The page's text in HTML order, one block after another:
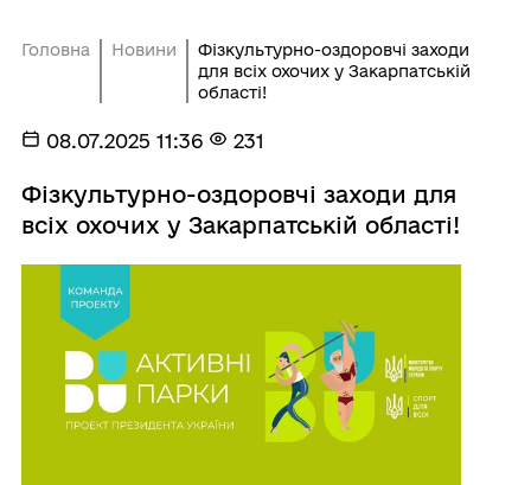
Головна Новини
Фізкультурно-оздоровчі заходи
для всіх охочих у Закарпатській
області!
08.07.2025 11:36 231
Фізкультурно-оздоровчі заходи для
всіх охочих у Закарпатській області!